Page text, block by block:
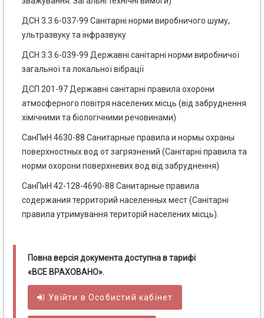
ДСН 3.3.6-037-99 Санітарні норми виробничого шуму,
ультразвуку та інфразвуку
ДСН 3.3.6-039-99 Державні санітарні норми виробничої
загальної та локальної вібрації
ДСП 201-97 Державні санітарні правила охорони
атмосферного повітря населених місць (від забруднення
хімічними та біологічними речовинами)
СанПиН 4630-88 Санитарные правила и нормы охраны
поверхностных вод от загрязнений (Санітарні правила та
норми охорони поверхневих вод від забруднення)
СанПиН 42-128-4690-88 Санитарные правила
содержания территорий населенных мест (Санітарні
правила утримування територій населених місць).
Повна версія документа доступна в тарифі
«ВСЕ ВРАХОВАНО».
Увійти вОсобистий кабінет